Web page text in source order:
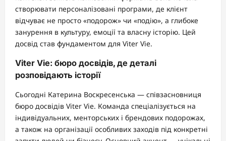
створювати персоналізовані програми, де клієнт
відчуває не просто «подорож» чи «подію», а глибоке
занурення в культуру, емоції та власну історію. Цей
досвід став фундаментом для Viter Vie.
Viter Vie: бюро досвідів, де деталі
розповідають історії
Сьогодні Катерина Воскресенська — співзасновниця
бюро досвідів Viter Vie. Команда спеціалізується на
індивідуальних, менторських і брендових подорожах,
а також на організації особливих заходів під конкретні